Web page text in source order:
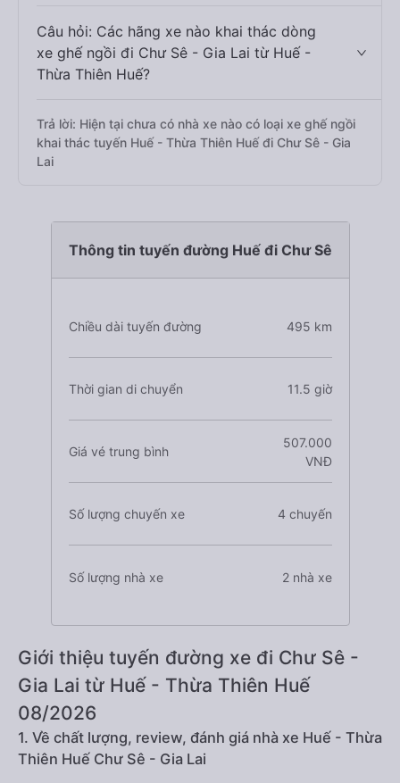
Câu hỏi: Các hãng xe nào khai thác dòng
xe ghế ngồi đi Chư Sê - Gia Lai từ Huế -
Thừa Thiên Huế?
Trả lời: Hiện tại chưa có nhà xe nào có loại xe ghế ngồi
khai thác tuyến Huế - Thừa Thiên Huế đi Chư Sê - Gia
Lai
Thông tin tuyến đường Huế đi Chư Sê
Chiều dài tuyến đường 495 km
Thời gian di chuyển 11.5 giờ
Giá vé trung bình
507.000
VNĐ
Số lượng chuyến xe 4 chuyến
Số lượng nhà xe 2 nhà xe
Giới thiệu tuyến đường xe đi Chư Sê -
Gia Lai từ Huế - Thừa Thiên Huế
08/2026
1. Về chất lượng, review, đánh giá nhà xe Huế - Thừa
Thiên Huế Chư Sê - Gia Lai